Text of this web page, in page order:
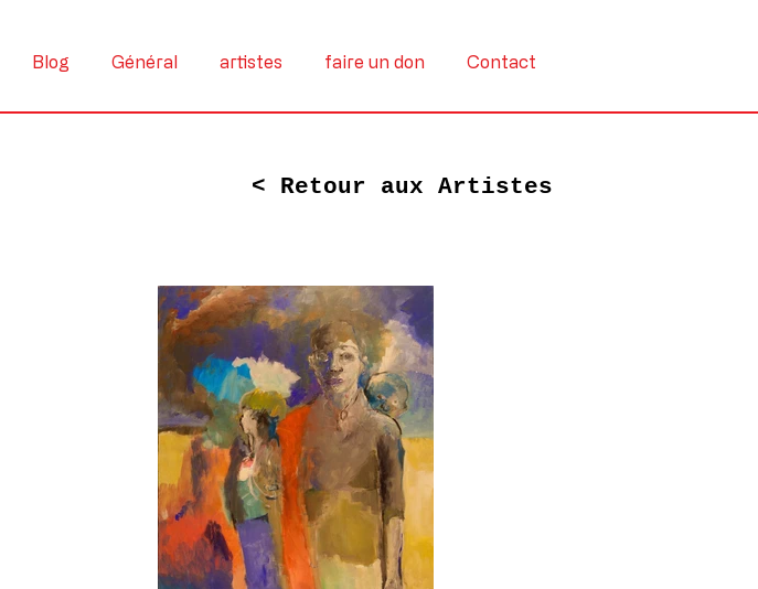
Blog Général artistes faire un don Contact
< Retour aux Artistes